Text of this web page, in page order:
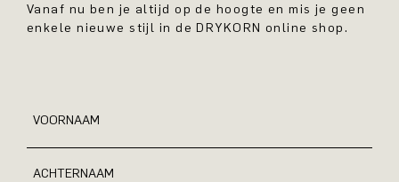
Vanaf nu ben je altijd op de hoogte en mis je geen
enkele nieuwe stijl in de DRYKORN online shop.
VOORNAAM
ACHTERNAAM